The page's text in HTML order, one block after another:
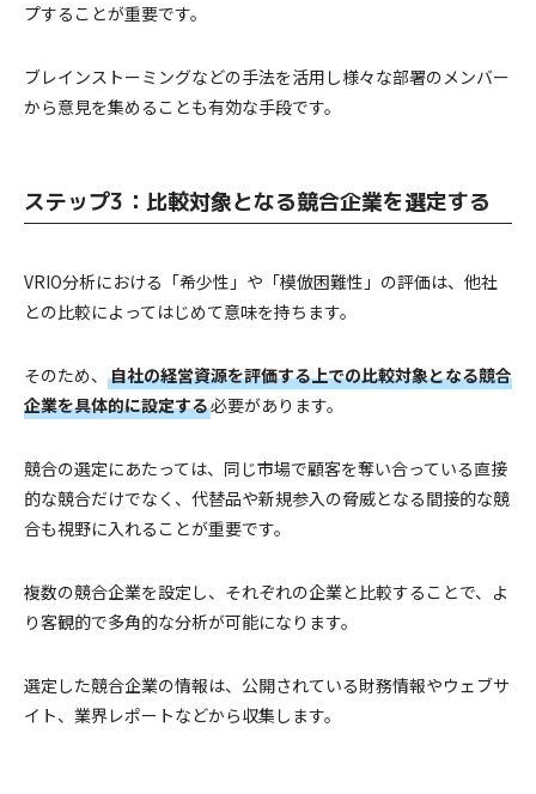
プすることが重要です。
ブレインストーミングなどの手法を活用し様々な部署のメンバー
から意見を集めることも有効な手段です。
ステップ3：比較対象となる競合企業を選定する
VRIO分析における「希少性」や「模倣困難性」の評価は、他社
との比較によってはじめて意味を持ちます。
そのため、 自社の経営資源を評価する上での比較対象となる競合
企業を具体的に設定する必要があります。
競合の選定にあたっては、同じ市場で顧客を奪い合っている直接
的な競合だけでなく、代替品や新規参入の脅威となる間接的な競
合も視野に入れることが重要です。
複数の競合企業を設定し、それぞれの企業と比較することで、よ
り客観的で多角的な分析が可能になります。
選定した競合企業の情報は、公開されている財務情報やウェブサ
イト、業界レポートなどから収集します。